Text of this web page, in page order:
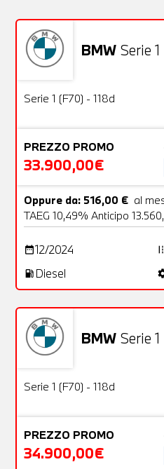
BMW Serie 1
Usato
Serie 1 (F70) - 118d
PREZZO PROMO
33.900,00€
Oppure da: 516,00 € al
TAEG 10,49% Anticipo
date_range12/2024
local_gas_station Diesel
BMW Serie 1
Usato
Serie 1 (F70) - 118d
PREZZO PROMO
34.900,00€